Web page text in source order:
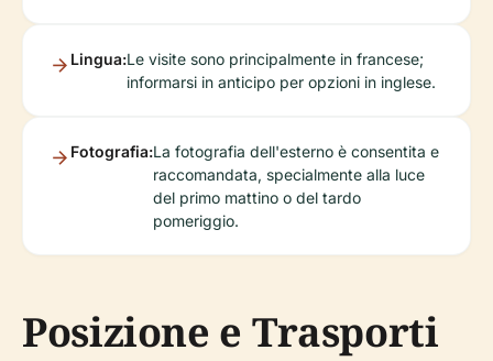
Lingua:Le visite sono principalmente in francese;
informarsi in anticipo per opzioni in inglese.
Fotografia:La fotografia dell'esterno è consentita e
raccomandata, specialmente alla luce
del primo mattino o del tardo
pomeriggio.
Posizione e Trasporti